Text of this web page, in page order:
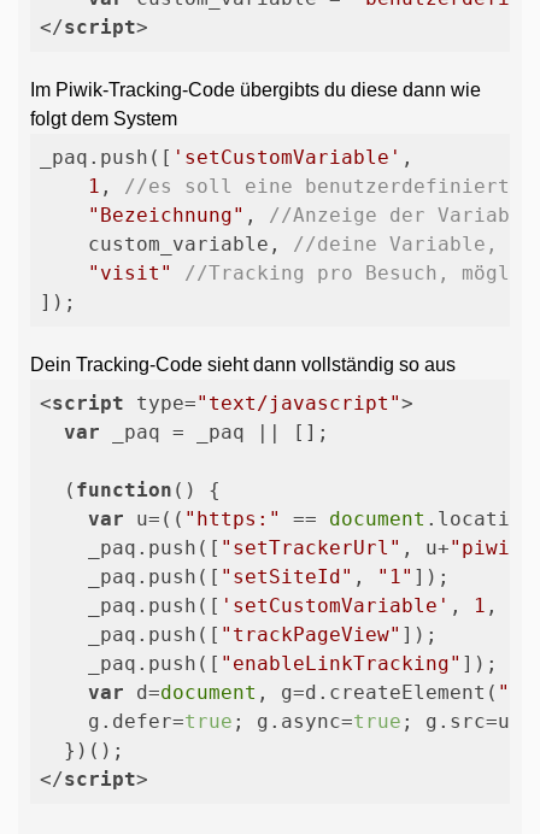
</script>
Im Piwik-Tracking-Code übergibts du diese dann wie
folgt dem System
_paq.push([ 'setCustomVariable' ,
1 , //es soll eine benutzerdefinierte
"Bezeichnung" , //Anzeige der Variable
    custom_variable,
//deine Variable,
"visit"
//Tracking pro Besuch,
]);
Dein Tracking-Code sieht dann vollständig so aus
<script type="text/javascript">
var _paq = _paq || [];
  (
function ( ) {
var u=(( "https:" == document
    _paq.push([
"setTrackerUrl" , u+
    _paq.push([
"setSiteId" , "1" ]);
    _paq.push([
'setCustomVariable' , 1 ,
    _paq.push([
"trackPageView" ]);
    _paq.push([
"enableLinkTracking" ]);
var d=document , g=d.createElement(
    g.defer=
true ; g.async=true ; g.src=u+
</script>